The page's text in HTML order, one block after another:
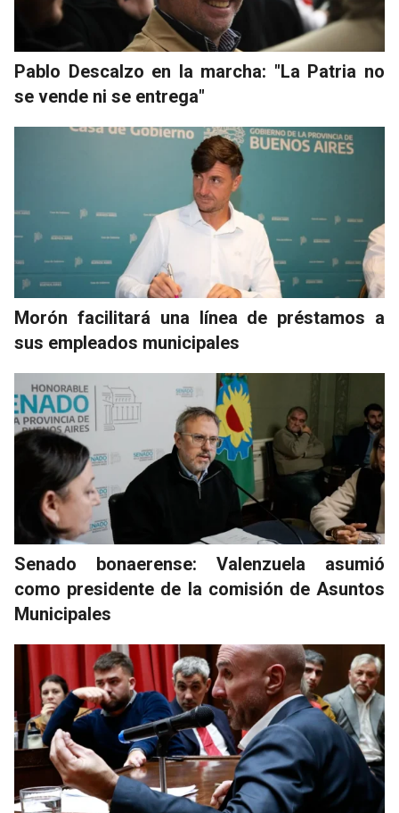
Pablo Descalzo en la marcha: "La Patria no
se vende ni se entrega"
Morón facilitará una línea de préstamos a
sus empleados municipales
Senado bonaerense: Valenzuela asumió
como presidente de la comisión de Asuntos
Municipales